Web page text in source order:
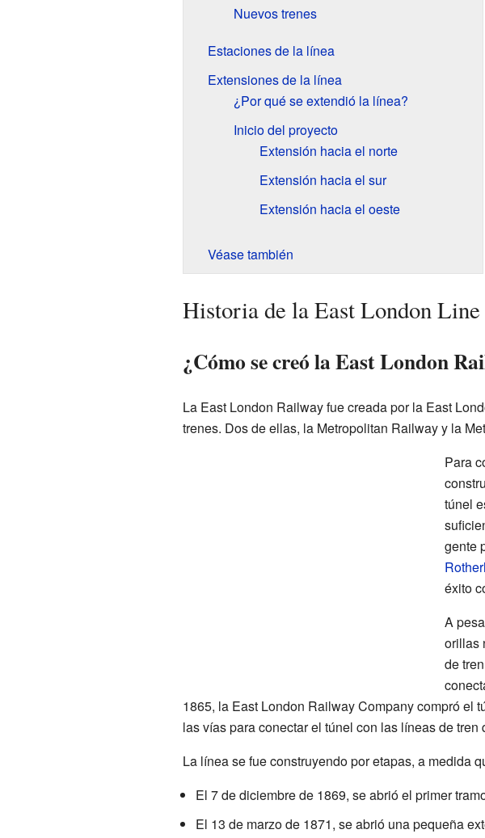
Nuevos trenes
Estaciones de la línea
Extensiones de la línea
¿Por qué se extendió la línea?
Inicio del proyecto
Extensión hacia el norte
Extensión hacia el sur
Extensión hacia el oeste
Véase también
Historia de la East London Line
¿Cómo se creó la East London
La East London Railway fue creada por la East
trenes. Dos de ellas, la Metropolitan Railway y la
Para
túnel
gente
éxito
A
orillas
de
1865, la East London Railway Company compró el
las vías para conectar el túnel con las líneas de
La línea se fue construyendo por etapas, a medida
El 7 de diciembre de 1869, se abrió el primer
El 13 de marzo de 1871, se abrió una pequeña